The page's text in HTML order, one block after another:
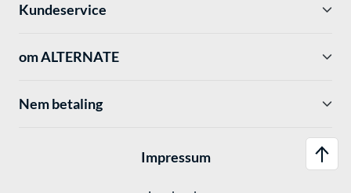
Kundeservice
om ALTERNATE
Nem betaling
Impressum